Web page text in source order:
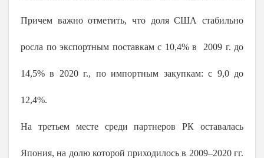
Причем важно отметить, что доля США стабильно
росла по экспортным поставкам с 10,4% в 2009 г. до
14,5% в 2020 г., по импортным закупкам: с 9,0 до
12,4%.
На третьем месте среди партнеров РК оставалась
Япония, на долю которой приходилось в 2009–2020 гг.